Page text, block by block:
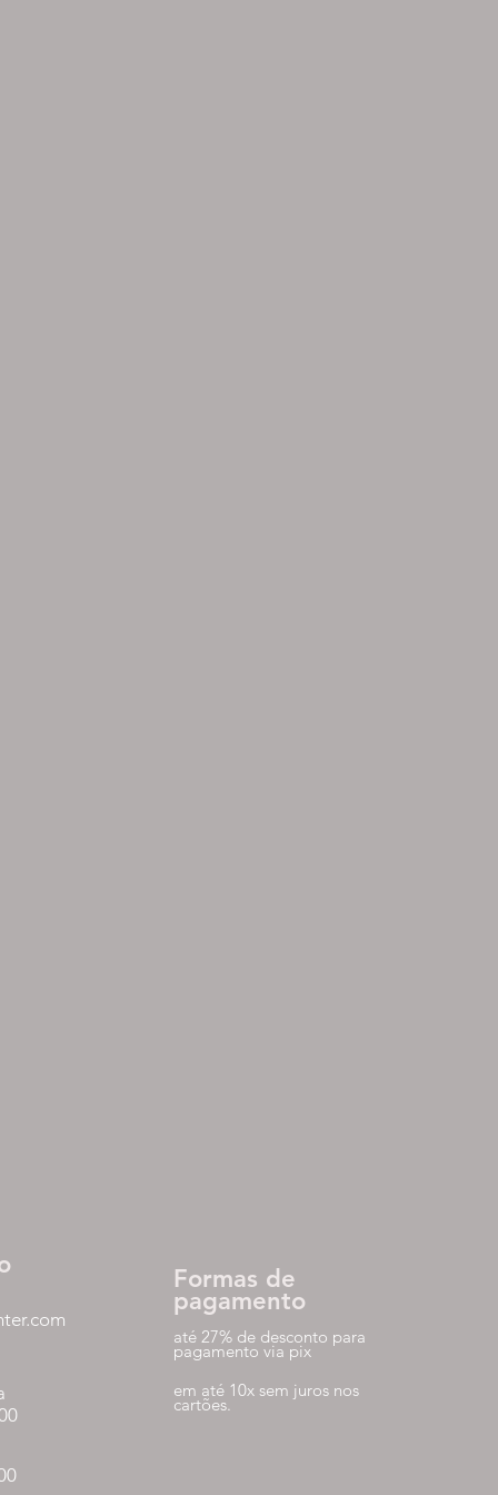
Formas de
pagamento
até 27% de desconto para
pagamento via pix
em até 10x sem juros nos
cartões.